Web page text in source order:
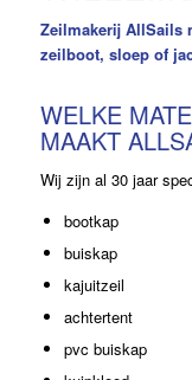
ZeilmakerijAllSails
zeilboot, sloep of
WELKE
MAAKT
Wij zijn al 30 jaar
bootkap
buiskap
kajuitzeil
achtertent
pvc buiskap